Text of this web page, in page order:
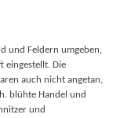
und Feldern umgeben,
eingestellt. Die
auch nicht angetan,
blühte Handel und
und